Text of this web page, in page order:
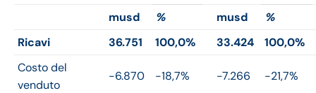
musd % musd
%
Ricavi
36.751 100,0% 33.424
100,0%
Costo del
venduto
-6.870 -18,7% -7.266 -21,7%